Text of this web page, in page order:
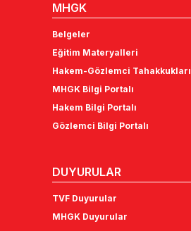
MHGK
Belgeler
Eğitim Materyalleri
Hakem-Gözlemci Tahakkukları
MHGK Bilgi Portalı
Hakem Bilgi Portalı
Gözlemci Bilgi Portalı
DUYURULAR
TVF Duyurular
MHGK Duyurular